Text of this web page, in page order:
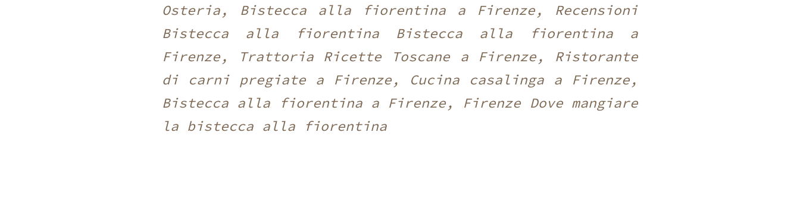
Osteria, Bistecca alla fiorentina a Firenze, Recensioni
Bistecca alla fiorentina Bistecca alla fiorentina a
Firenze, Trattoria Ricette Toscane a Firenze, Ristorante
di carni pregiate a Firenze, Cucina casalinga a Firenze,
Bistecca alla fiorentina a Firenze, Firenze Dove mangiare
la bistecca alla fiorentina